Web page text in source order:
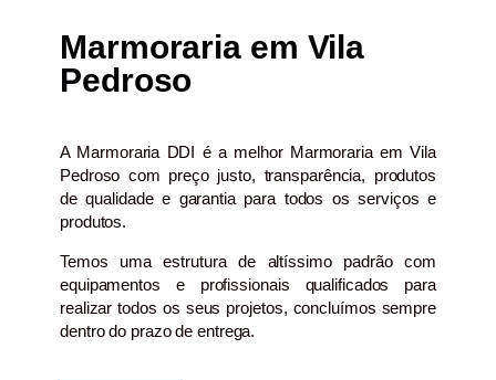
Marmoraria em Vila
Pedroso
A Marmoraria DDI é a melhor Marmoraria em Vila
Pedroso com preço justo, transparência, produtos
de qualidade e garantia para todos os serviços e
produtos.
Temos uma estrutura de altíssimo padrão com
equipamentos e profissionais qualificados para
realizar todos os seus projetos, concluímos sempre
dentro do prazo de entrega.